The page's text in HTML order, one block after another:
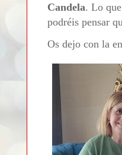
Candela. Lo
podréis pensar
Os dejo con la